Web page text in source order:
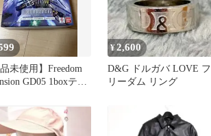
品未使用】Freedom
GD05 1boxテー
¥2,600
D&G ドルガバ LOVE フ
リーダム リング